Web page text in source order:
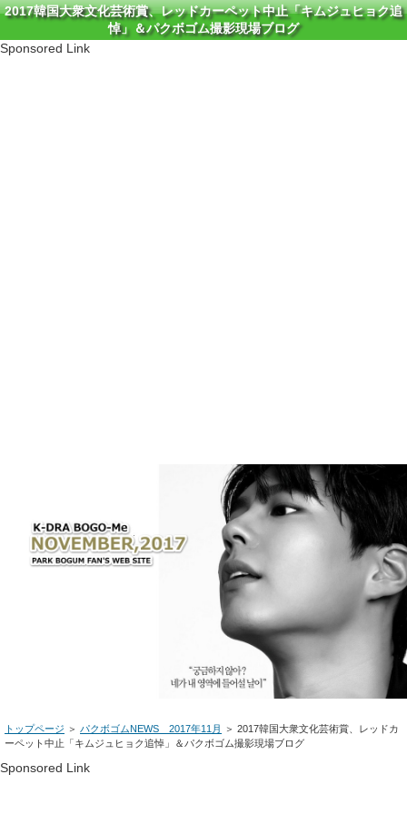
2017韓国大衆文化芸術賞、レッドカーペット中止「キムジュヒョク追
悼」＆パクボゴム撮影現場ブログ
Sponsored Link
トップページ ＞ パクボゴムNEWS 2017年11月
＞ 2017韓国大衆文化芸術賞、レッドカ
ーペット中止「キムジュヒョク追悼」＆パクボゴム撮影現場ブログ
Sponsored Link